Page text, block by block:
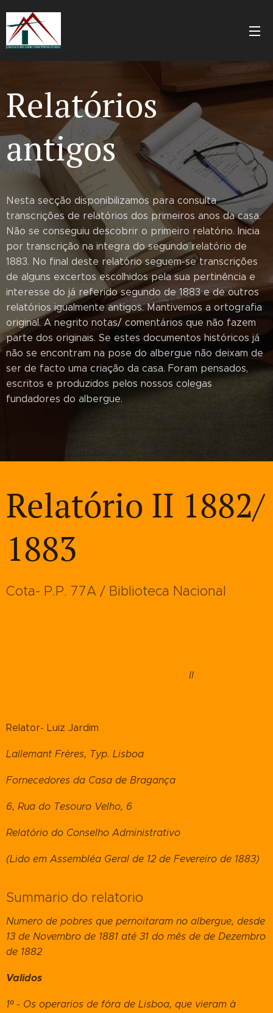
Relatórios
antigos
Nesta secção disponibilizamos para consulta
transcrições de relatórios dos primeiros anos da casa.
Não se conseguiu descobrir o primeiro relatório. Inicia
por transcrição na integra do segundo relatório de
1883. No final deste relatório seguem-se transcrições
de alguns excertos escolhidos pela sua pertinência e
interesse do já referido segundo de 1883 e de outros
relatórios igualmente antigos. Mantivemos a ortografia
original. A negrito notas/ comentários que não fazem
parte dos originais. Se estes documentos históricos já
não se encontram na pose do albergue não deixam de
ser de facto uma criação da casa. Foram pensados,
escritos e produzidos pelos nossos colegas
fundadores do albergue.
Relatório II 1882/
1883
Cota- P.P. 77A / Biblioteca Nacional
II
Relator- Luiz Jardim
Lallemant Frères, Typ. Lisboa
Fornecedores da Casa de Bragança
6, Rua do Tesouro Velho, 6
Relatório do Conselho Administrativo
(Lido em Assembléa Geral de 12 de Fevereiro de 1883)
Summario do relatorio
Numero de pobres que pernoitaram no albergue, desde
13 de Novembro de 1881 até 31 do mês de de Dezembro
de 1882
Validos
1º - Os operarios de fóra de Lisboa, que vieram à